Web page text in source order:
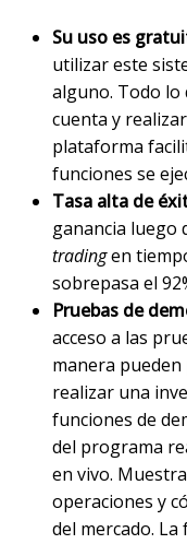
Su uso es
utilizar este
alguno. Todo lo
cuenta y
plataforma
funciones se
Tasa alta de
ganancia luego
tradingen
sobrepasa el
Pruebas de
acceso a las
manera
realizar una
funciones de
del programa
en vivo.
operaciones y
del mercado.